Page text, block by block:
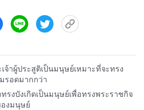
จ้าผู้ประสูติเป็นมนุษย์เหมาะที่จะทรง
รอดมากกว่า
รงบังเกิดเป็นมนุษย์เพื่อทรงพระราชกิจ
องมนุษย์